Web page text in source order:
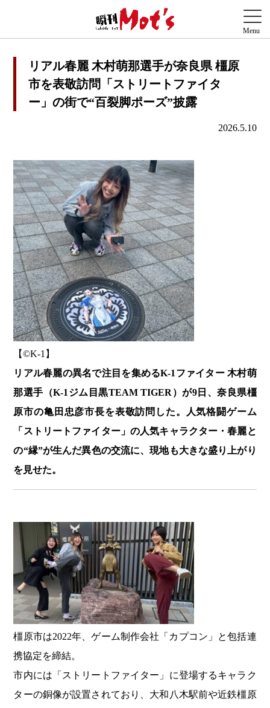
リアル春麗 木村萌那選手が奈良県 橿原
市を表敬訪問「ストリートファイタ
ー」の街で“百裂脚ポーズ”披露
2026.5.10
【©️K-1】
リアル春麗の異名で注目を集めるK-1ファイター 木村萌
那選手（K-1ジム目黒TEAM TIGER）が9日、奈良県橿
原市の亀田忠彦市長を表敬訪問した。人気格闘ゲーム
「ストリートファイター」の人気キャラクター・春麗と
の“縁”が生んだ異色の交流に、現地も大きな盛り上がり
を見せた。
橿原市は2022年、ゲーム制作会社「カプコン」と包括連
携協定を締結。
市内には「ストリートファイター」に登場するキャラク
ターの銅像が設置されており、大和八木駅前や近鉄橿原